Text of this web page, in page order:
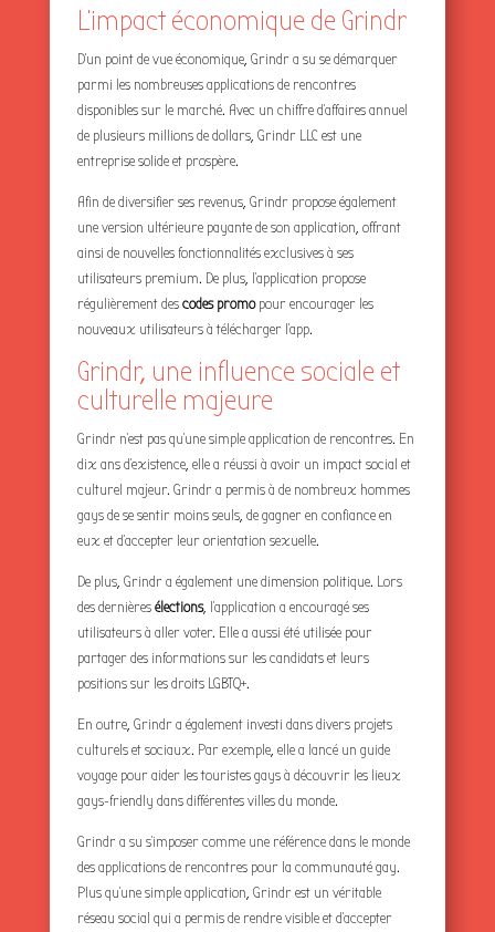
L’impact économique de Grindr
D’un point de vue économique, Grindr a su se démarquer
parmi les nombreuses applications de rencontres
disponibles sur le marché. Avec un chiffre d’affaires annuel
de plusieurs millions de dollars, Grindr LLC est une
entreprise solide et prospère.
Afin de diversifier ses revenus, Grindr propose également
une version ultérieure payante de son application, offrant
ainsi de nouvelles fonctionnalités exclusives à ses
utilisateurs premium. De plus, l’application propose
régulièrement descodes promopour encourager les
nouveaux utilisateurs à télécharger l’app.
Grindr, une influence sociale et
culturelle majeure
Grindr n’est pas qu’une simple application de rencontres. En
dix ans d’existence, elle a réussi à avoir un impact social et
culturel majeur. Grindr a permis à de nombreux hommes
gays de se sentir moins seuls, de gagner en confiance en
eux et d’accepter leur orientation sexuelle.
De plus, Grindr a également une dimension politique. Lors
des dernièresélections, l’application a encouragé ses
utilisateurs à aller voter. Elle a aussi été utilisée pour
partager des informations sur les candidats et leurs
positions sur les droits LGBTQ+.
En outre, Grindr a également investi dans divers projets
culturels et sociaux. Par exemple, elle a lancé un guide
voyage pour aider les touristes gays à découvrir les lieux
gays-friendly dans différentes villes du monde.
Grindr a su s’imposer comme une référence dans le monde
des applications de rencontres pour la communauté gay.
Plus qu’une simple application, Grindr est un véritable
réseau social qui a permis de rendre visible et d’accepter